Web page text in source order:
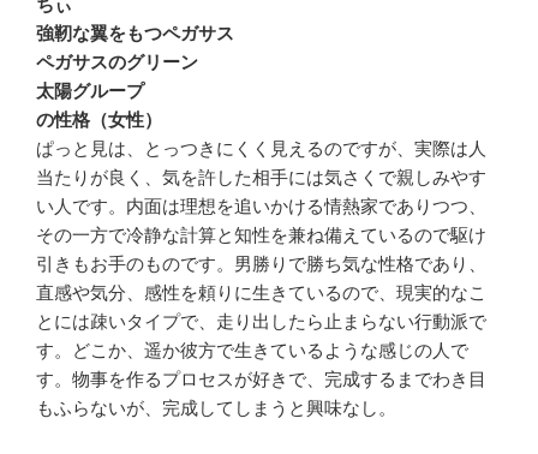
強靭な翼をもつペガサス
ペガサスのグリーン
太陽グループ
の性格（女性）
ぱっと見は、とっつきにくく見えるのですが、実際は人
当たりが良く、気を許した相手には気さくで親しみやす
い人です。内面は理想を追いかける情熱家でありつつ、
その一方で冷静な計算と知性を兼ね備えているので駆け
引きもお手のものです。男勝りで勝ち気な性格であり、
直感や気分、感性を頼りに生きているので、現実的なこ
とには疎いタイプで、走り出したら止まらない行動派で
す。どこか、遥か彼方で生きているような感じの人で
す。物事を作るプロセスが好きで、完成するまでわき目
もふらないが、完成してしまうと興味なし。